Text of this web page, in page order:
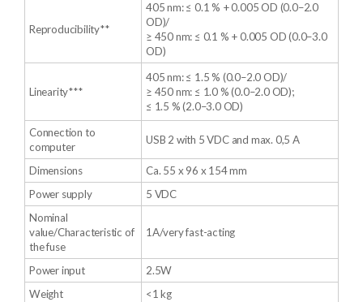
Reproducibility**
405 nm: ≤ 0.1 % + 0.005 OD (0.0–2.0
OD)/
≥ 450 nm: ≤ 0.1 % + 0.005 OD (0.0–3.0
OD)
Linearity***
405 nm: ≤ 1.5 % (0.0–2.0 OD)/
≥ 450 nm: ≤ 1.0 % (0.0–2.0 OD);
≤ 1.5 % (2.0–3.0 OD)
Connection to
computer
USB 2 with 5 VDC and max. 0,5 A
Dimensions
Ca. 55 x 96 x 154 mm
Power supply
5 VDC
Nominal
value/Characteristic of
the fuse
1A/very fast-acting
Power input
2.5W
Weight
<1 kg